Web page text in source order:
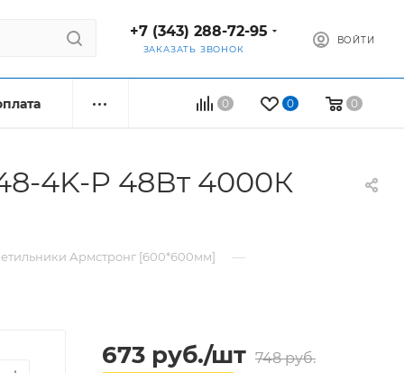
+7 (343) 288-72-95
ЗАКАЗАТЬ ЗВОНОК
ВОЙТИ
0 0 0
4K-P 48Вт 4000К
Армстронг [600*600мм] —
673 руб./шт 748руб.